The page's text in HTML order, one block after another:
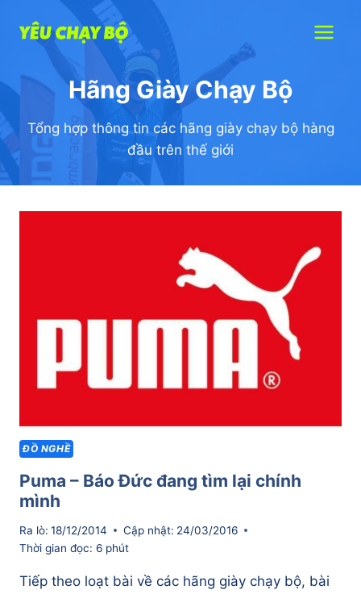
content
Hãng Giày Chạy Bộ
Tổng hợp thông tin các hãng giày chạy bộ hàng
đầu trên thế giới
ĐỒ NGHỀ
Puma – Báo Đức đang tìm lại chính
mình
Ra lò: 18/12/2014 Cập nhật: 24/03/2016
Thời gian đọc: 6 phút
Tiếp theo loạt bài về các hãng giày chạy bộ, bài